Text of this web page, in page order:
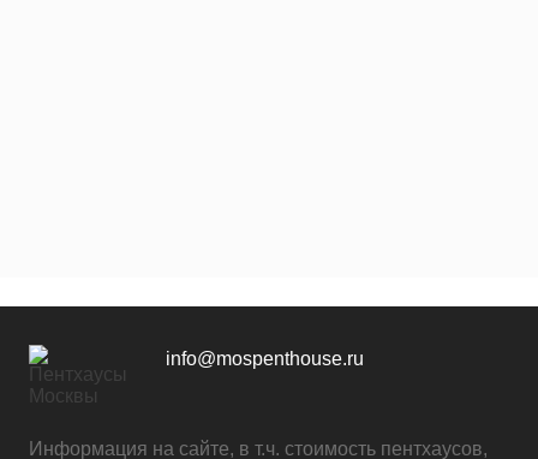
info@mospenthouse.ru
Информация на сайте, в т.ч. стоимость пентхаусов,